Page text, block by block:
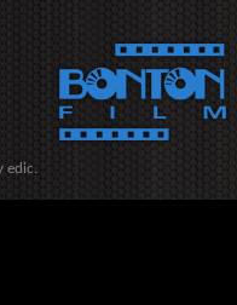
edic.